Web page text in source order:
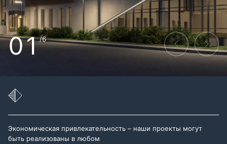
01/6
Экономическая привлекательность – наши проекты могут
быть реализованы в любом